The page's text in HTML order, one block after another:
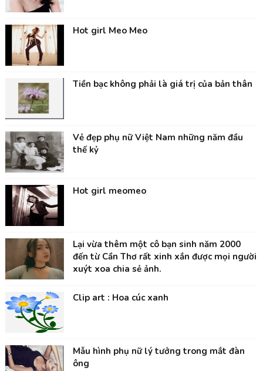
Hot girl Meo Meo
Tiền bạc không phải là giá trị của bản thân
Vẻ đẹp phụ nữ Việt Nam những năm đầu
thế kỷ
Hot girl meomeo
Lại vừa thêm một cô bạn sinh năm 2000
đến từ Cần Thơ rất xinh xắn được mọi người
xuýt xoa chia sẻ ảnh.
Clip art : Hoa cúc xanh
Mẫu hình phụ nữ lý tưởng trong mắt đàn
ông